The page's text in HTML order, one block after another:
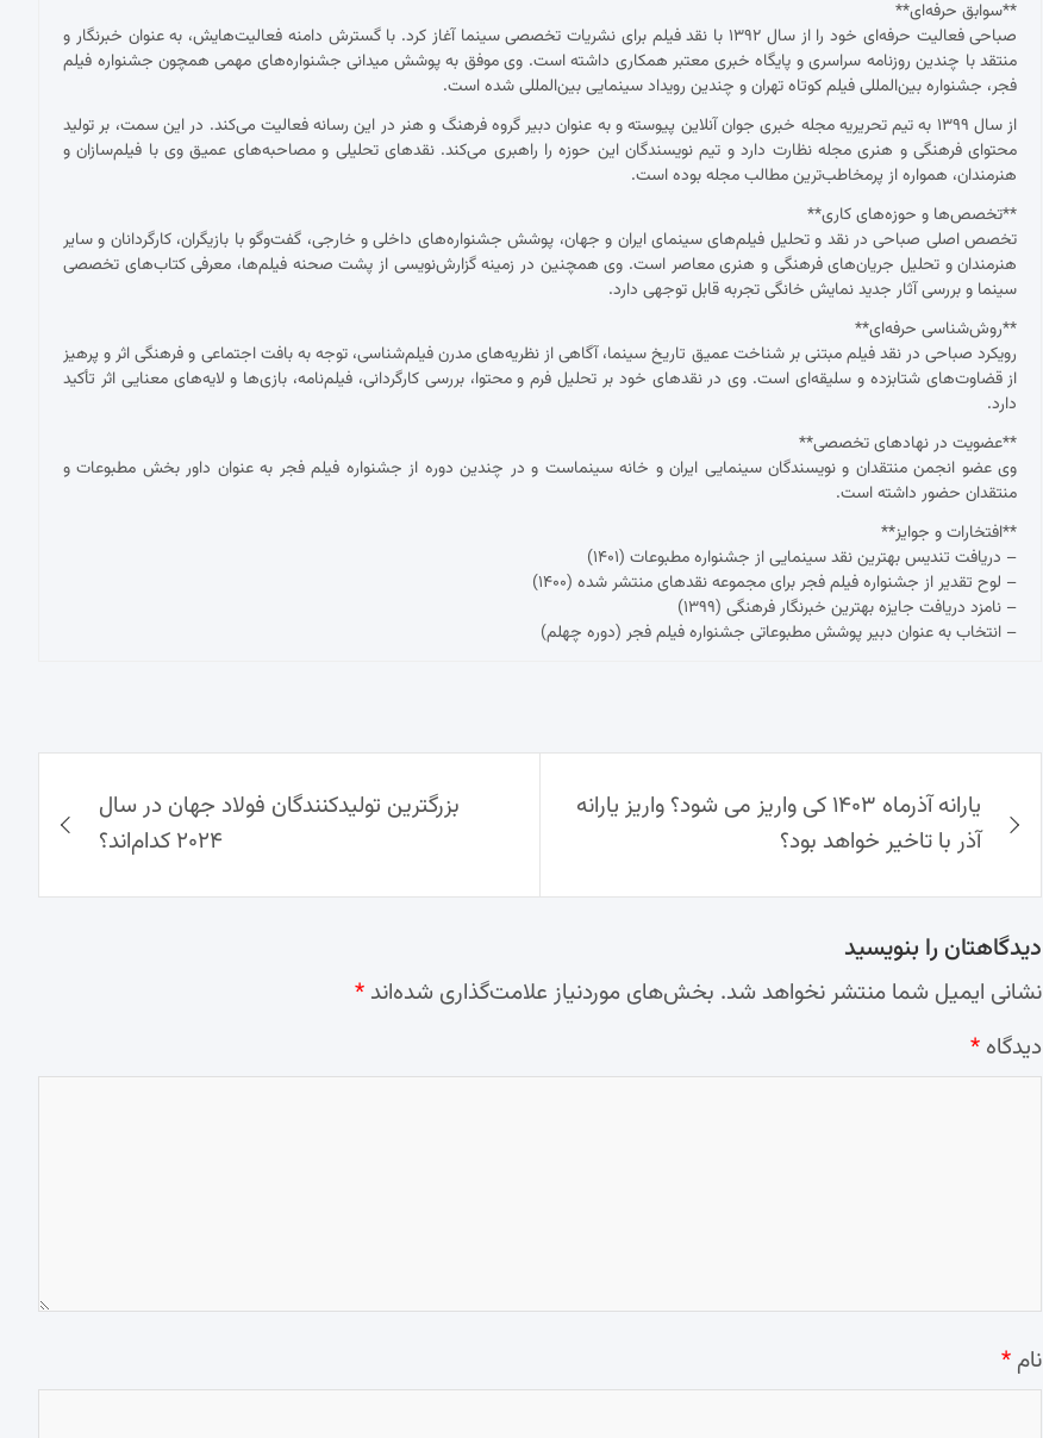
**سوابق حرفه‌ای**
صباحی فعالیت حرفه‌ای خود را از سال ۱۳۹۲ با نقد فیلم برای نشریات تخصصی سینما آغاز کرد. با گسترش دامنه فعالیت‌هایش، به عنوان خبرنگار و
منتقد با چندین روزنامه سراسری و پایگاه خبری معتبر همکاری داشته است. وی موفق به پوشش میدانی جشنواره‌های مهمی همچون جشنواره فیلم
فجر، جشنواره بین‌المللی فیلم کوتاه تهران و چندین رویداد سینمایی بین‌المللی شده است.
از سال ۱۳۹۹ به تیم تحریریه مجله خبری جوان آنلاین پیوسته و به عنوان دبیر گروه فرهنگ و هنر در این رسانه فعالیت می‌کند. در این سمت، بر تولید
محتوای فرهنگی و هنری مجله نظارت دارد و تیم نویسندگان این حوزه را راهبری می‌کند. نقدهای تحلیلی و مصاحبه‌های عمیق وی با فیلم‌سازان و
هنرمندان، همواره از پرمخاطب‌ترین مطالب مجله بوده است.
**تخصص‌ها و حوزه‌های کاری**
تخصص اصلی صباحی در نقد و تحلیل فیلم‌های سینمای ایران و جهان، پوشش جشنواره‌های داخلی و خارجی، گفت‌وگو با بازیگران، کارگردانان و سایر
هنرمندان و تحلیل جریان‌های فرهنگی و هنری معاصر است. وی همچنین در زمینه گزارش‌نویسی از پشت صحنه فیلم‌ها، معرفی کتاب‌های تخصصی
سینما و بررسی آثار جدید نمایش خانگی تجربه قابل توجهی دارد.
**روش‌شناسی حرفه‌ای**
رویکرد صباحی در نقد فیلم مبتنی بر شناخت عمیق تاریخ سینما، آگاهی از نظریه‌های مدرن فیلم‌شناسی، توجه به بافت اجتماعی و فرهنگی اثر و پرهیز
از قضاوت‌های شتابزده و سلیقه‌ای است. وی در نقدهای خود بر تحلیل فرم و محتوا، بررسی کارگردانی، فیلم‌نامه، بازی‌ها و لایه‌های معنایی اثر تأکید
دارد.
**عضویت در نهادهای تخصصی**
وی عضو انجمن منتقدان و نویسندگان سینمایی ایران و خانه سینماست و در چندین دوره از جشنواره فیلم فجر به عنوان داور بخش مطبوعات و
منتقدان حضور داشته است.
**افتخارات و جوایز**
– دریافت تندیس بهترین نقد سینمایی از جشنواره مطبوعات (۱۴۰۱)
– لوح تقدیر از جشنواره فیلم فجر برای مجموعه نقدهای منتشر شده (۱۴۰۰)
– نامزد دریافت جایزه بهترین خبرنگار فرهنگی (۱۳۹۹)
– انتخاب به عنوان دبیر پوشش مطبوعاتی جشنواره فیلم فجر (دوره چهلم)
نوشته‌ها
یارانه آذرماه ۱۴۰۳ کی واریز می شود؟ واریز یارانه
آذر با تاخیر خواهد بود؟
بزرگترین تولیدکنندگان فولاد جهان در سال
۲۰۲۴ کدام‌اند؟
دیدگاهتان را بنویسید
نشانی ایمیل شما منتشر نخواهد شد. بخش‌های موردنیاز علامت‌گذاری شده‌اند *
دیدگاه *
نام *